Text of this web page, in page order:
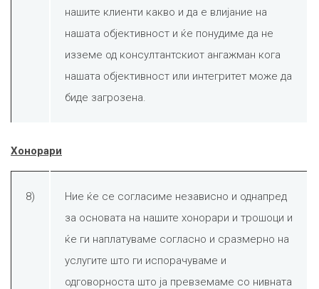
нашите клиенти какво и да е влијание на
нашата објективност и ќе понудиме да не
изземе од консултантскиот ангажман кога
нашата објективност или интегритет може да
биде загрозена.
Хонорари
8)
Ние ќе се согласиме независно и однапред
за основата на нашите хонорари и трошоци и
ќе ги наплатуваме согласно и сразмерно на
услугите што ги испорачуваме и
одговорноста што ја превземаме со нивната